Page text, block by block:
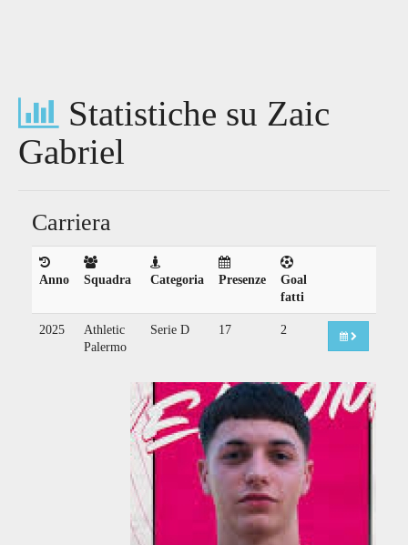
Statistiche su Zaic
Gabriel
Carriera
Anno Squadra Categoria Presenze
Goal
fatti
2025
Athletic
Palermo
Serie D 17 2